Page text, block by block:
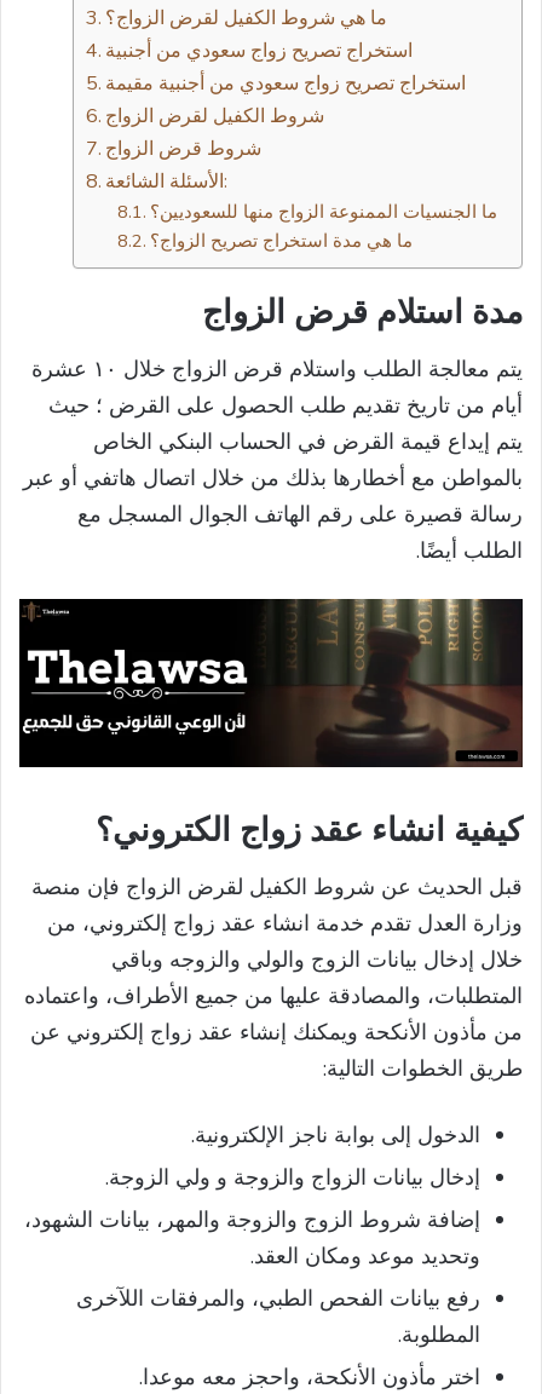
ما هي شروط الكفيل لقرض الزواج؟
استخراج تصريح زواج سعودي من أجنبية
استخراج تصريح زواج سعودي من أجنبية مقيمة
شروط قرض الزواج
الأسئلة الشائعة:
ما الجنسيات الممنوعة الزواج منها للسعوديين؟
ما هي مدة استخراج تصريح الزواج؟
مدة استلام قرض الزواج
يتم معالجة الطلب واستلام قرض الزواج خلال ١٠ عشرة
أيام من تاريخ تقديم طلب الحصول على القرض ؛ حيث
يتم إيداع قيمة القرض في الحساب البنكي الخاص
بالمواطن مع أخطارها بذلك من خلال اتصال هاتفي أو عبر
رسالة قصيرة على رقم الهاتف الجوال المسجل مع
الطلب أيضًا.
كيفية انشاء عقد زواج الكتروني؟
قبل الحديث عن شروط الكفيل لقرض الزواج فإن منصة
وزارة العدل تقدم خدمة انشاء عقد زواج إلكتروني، من
خلال إدخال بيانات الزوج والولي والزوجه وباقي
المتطلبات، والمصادقة عليها من جميع الأطراف، واعتماده
من مأذون الأنكحة ويمكنك إنشاء عقد زواج إلكتروني عن
طريق الخطوات التالية:
الدخول إلى بوابة ناجز الإلكترونية.
إدخال بيانات الزواج والزوجة و ولي الزوجة.
إضافة شروط الزوج والزوجة والمهر، بيانات الشهود،
وتحديد موعد ومكان العقد.
رفع بيانات الفحص الطبي، والمرفقات اللآخرى
المطلوبة.
اختر مأذون الأنكحة، واحجز معه موعدا.